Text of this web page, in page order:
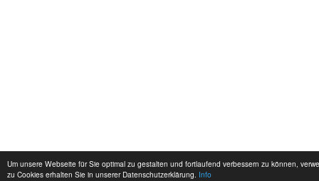
Um unsere Webseite für Sie optimal zu gestalten und fortlaufend verbessern zu können,
zu Cookies erhalten Sie in unserer Datenschutzerklärung. Info